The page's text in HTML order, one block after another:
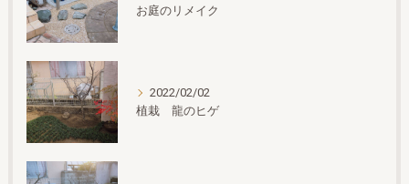
お庭のリメイク
2022/02/02
植栽 龍のヒゲ